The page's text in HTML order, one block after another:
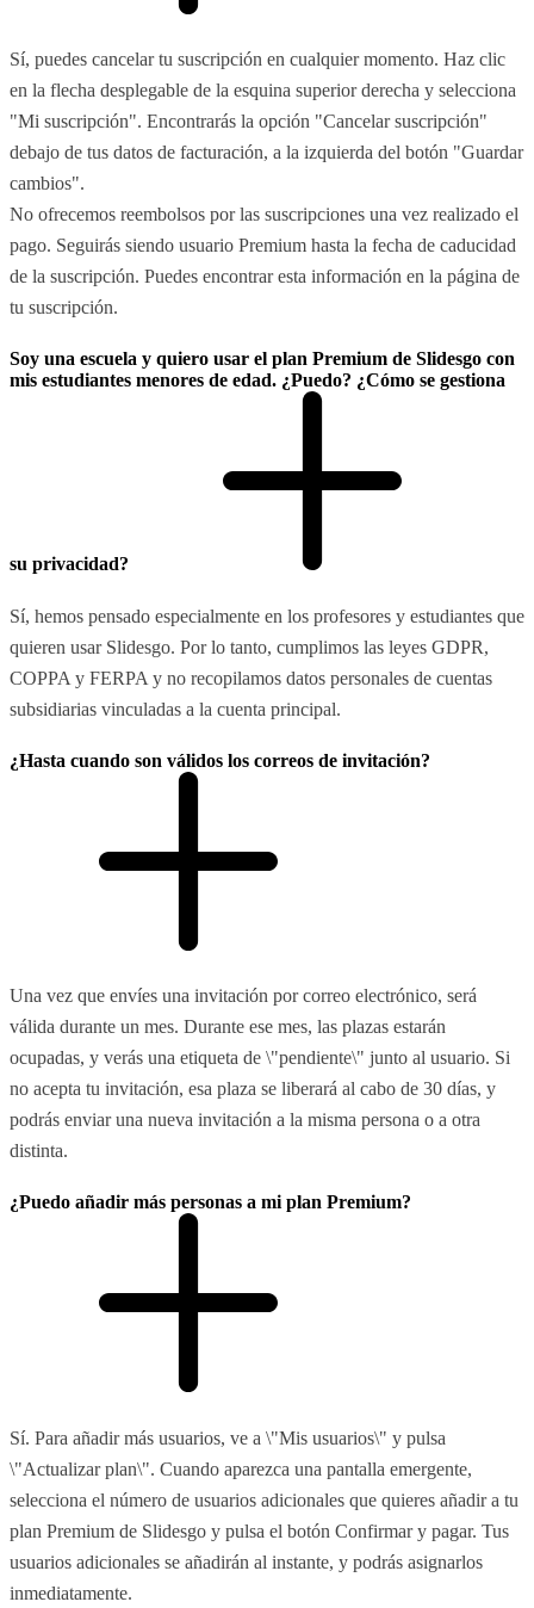
Sí, puedes cancelar tu suscripción en cualquier momento. Haz clic
en la flecha desplegable de la esquina superior derecha y selecciona
"Mi suscripción". Encontrarás la opción "Cancelar suscripción"
debajo de tus datos de facturación, a la izquierda del botón "Guardar
cambios".
No ofrecemos reembolsos por las suscripciones una vez realizado el
pago. Seguirás siendo usuario Premium hasta la fecha de caducidad
de la suscripción. Puedes encontrar esta información en la página de
tu suscripción.
Soy una escuela y quiero usar el plan Premium de Slidesgo con
mis estudiantes menores de edad. ¿Puedo? ¿Cómo se gestiona
su privacidad?
Sí, hemos pensado especialmente en los profesores y estudiantes que
quieren usar Slidesgo. Por lo tanto, cumplimos las leyes GDPR,
COPPA y FERPA y no recopilamos datos personales de cuentas
subsidiarias vinculadas a la cuenta principal.
¿Hasta cuando son válidos los correos de invitación?
Una vez que envíes una invitación por correo electrónico, será
válida durante un mes. Durante ese mes, las plazas estarán
ocupadas, y verás una etiqueta de \"pendiente\" junto al usuario. Si
no acepta tu invitación, esa plaza se liberará al cabo de 30 días, y
podrás enviar una nueva invitación a la misma persona o a otra
distinta.
¿Puedo añadir más personas a mi plan Premium?
Sí. Para añadir más usuarios, ve a \"Mis usuarios\" y pulsa
\"Actualizar plan\". Cuando aparezca una pantalla emergente,
selecciona el número de usuarios adicionales que quieres añadir a tu
plan Premium de Slidesgo y pulsa el botón Confirmar y pagar. Tus
usuarios adicionales se añadirán al instante, y podrás asignarlos
inmediatamente.